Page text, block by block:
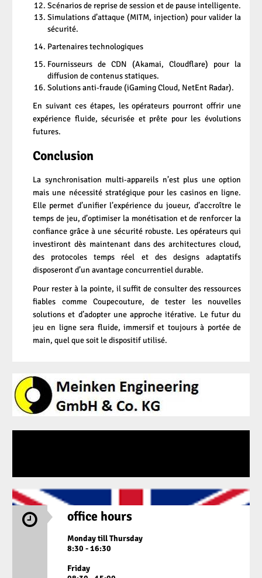
Scénarios de reprise de session et de pause intelligente.
Simulations d’attaque (MITM, injection) pour valider la
sécurité.
Partenaires technologiques
Fournisseurs de CDN (Akamai, Cloudflare) pour la
diffusion de contenus statiques.
Solutions anti‑fraude (iGaming Cloud, NetEnt Radar).
En suivant ces étapes, les opérateurs pourront offrir une
expérience fluide, sécurisée et prête pour les évolutions
futures.
Conclusion
La synchronisation multi‑appareils n’est plus une option
mais une nécessité stratégique pour les casinos en ligne.
Elle permet d’unifier l’expérience du joueur, d’accroître le
temps de jeu, d’optimiser la monétisation et de renforcer la
confiance grâce à une sécurité robuste. Les opérateurs qui
investiront dès maintenant dans des architectures cloud,
des protocoles temps réel et des designs adaptatifs
disposeront d’un avantage concurrentiel durable.
Pour rester à la pointe, il suffit de consulter des ressources
fiables comme Coupecouture, de tester les nouvelles
solutions et d’adopter une approche itérative. Le futur du
jeu en ligne sera fluide, immersif et toujours à portée de
main, quel que soit le dispositif utilisé.
 office hours
Monday till Thursday
8:30 - 16:30
Friday